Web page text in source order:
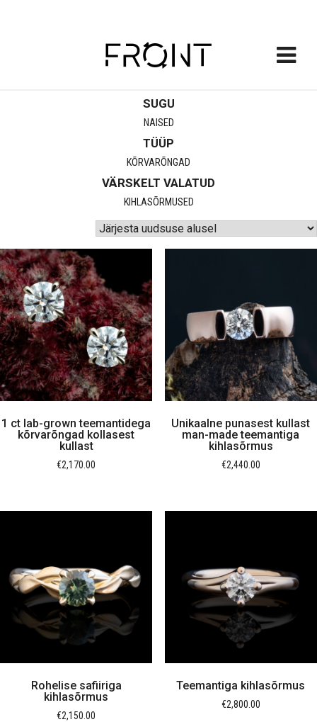
SUGU
NAISED
TÜÜP
KÕRVARÕNGAD
VÄRSKELT VALATUD
KIHLASÕRMUSED
1 ct lab-grown teemantidega
kõrvarõngad kollasest
kullast
€2,170.00
Unikaalne punasest kullast
man-made teemantiga
kihlasõrmus
€2,440.00
Rohelise safiiriga
kihlasõrmus
€2,150.00
Teemantiga kihlasõrmus
€2,800.00